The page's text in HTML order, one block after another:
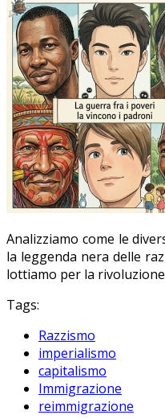
Analizziamo come le
la leggenda nera delle
lottiamo per la
Tags:
Razzismo
imperialismo
capitalismo
Immigrazione
reimmigrazione